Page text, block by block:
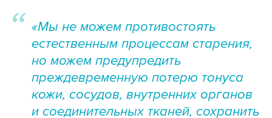
«Мы не можем противостоять
естественным процессам старения,
но можем предупредить
преждевременную потерю тонуса
кожи, сосудов, внутренних органов
и соединительных тканей, сохранить